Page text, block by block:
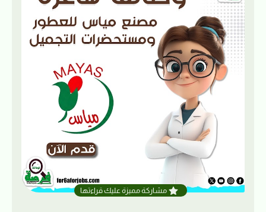
مشاركة مميزة عليك قراءتها